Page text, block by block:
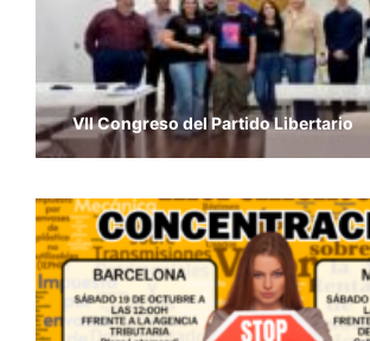
VII Congreso del Partido Libertario